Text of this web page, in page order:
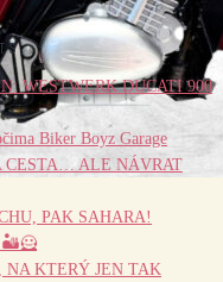
WESTWERK DUCATI 900
Biker Boyz Garage
CESTA… ALE NÁVRAT
PAK SAHARA!
🏜️🦸
KTERÝ JEN TAK